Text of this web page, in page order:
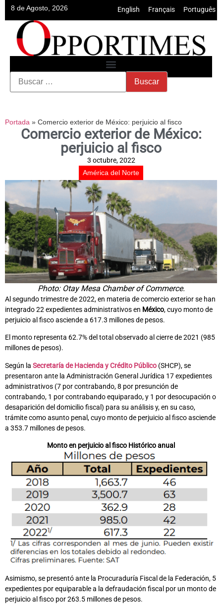
8 de Agosto, 2026 English Français Português
Portada » Comercio exterior de México: perjuicio al fisco
Comercio exterior de México:
perjuicio al fisco
3 octubre, 2022
América del Norte
Photo: Otay Mesa Chamber of Commerce.
Al segundo trimestre de 2022, en materia de comercio exterior se han
integrado 22 expedientes administrativos en México, cuyo monto de
perjuicio al fisco asciende a 617.3 millones de pesos.
El monto representa 62.7% del total observado al cierre de 2021 (985
millones de pesos).
Según la Secretaría de Hacienda y Crédito Público (SHCP), se
presentaron ante la Administración General Jurídica 17 expedientes
administrativos (7 por contrabando, 8 por presunción de
contrabando, 1 por contrabando equiparado, y 1 por desocupación o
desaparición del domicilio fiscal) para su análisis y, en su caso,
trámite como asunto penal, cuyo monto de perjuicio al fisco asciende
a 353.7 millones de pesos.
Monto en perjuicio al fisco Histórico anual
Asimismo, se presentó ante la Procuraduría Fiscal de la Federación, 5
expedientes por equiparable a la defraudación fiscal por un monto de
perjuicio al fisco por 263.5 millones de pesos.